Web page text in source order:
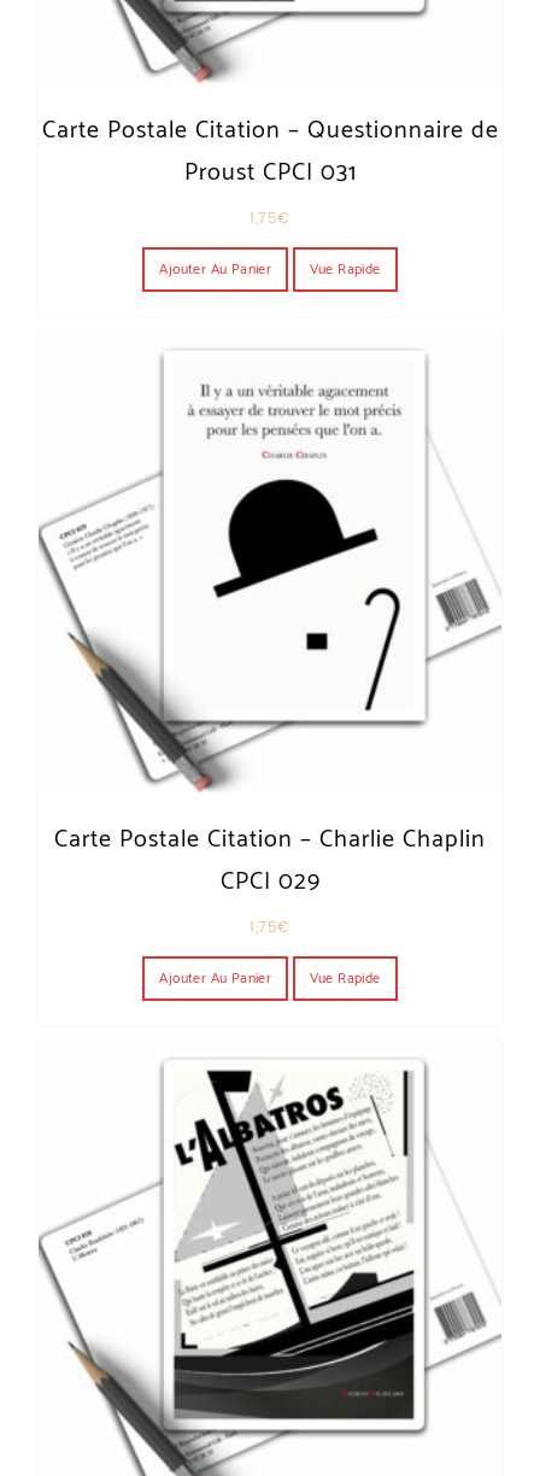
Carte Postale Citation – Questionnaire de
Proust CPCI 031
1,75€
Ajouter Au Panier Vue Rapide
Carte Postale Citation – Charlie Chaplin
CPCI 029
1,75€
Ajouter Au Panier Vue Rapide